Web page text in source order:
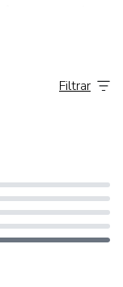
Filtrar